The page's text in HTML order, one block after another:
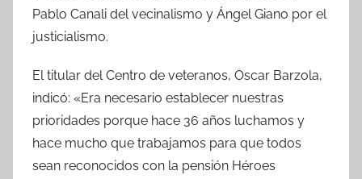
Pablo Canali del vecinalismo y Ángel Giano por el
justicialismo.
El titular del Centro de veteranos, Oscar Barzola,
indicó: «Era necesario establecer nuestras
prioridades porque hace 36 años luchamos y
hace mucho que trabajamos para que todos
sean reconocidos con la pensión Héroes